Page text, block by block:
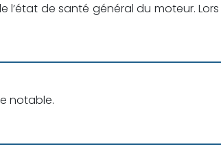
de santé général du moteur.
notable.